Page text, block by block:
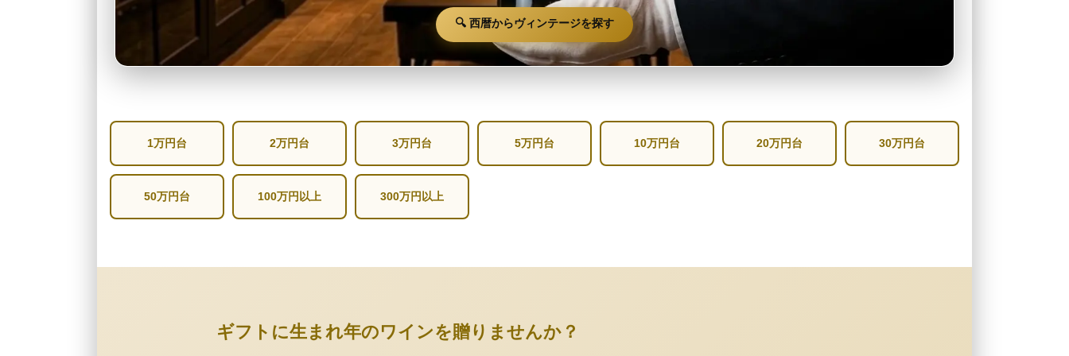
🔍 西暦からヴィンテージを探す
1万円台 2万円台 3万円台 5万円台 10万円台 20万円台 30万円台
50万円台 100万円以上 300万円以上
ギフトに生まれ年のワインを贈りませんか？